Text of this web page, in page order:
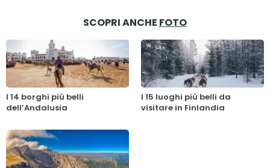
SCOPRI ANCHE FOTO
I 14 borghi più belli
dell’Andalusia
I 15 luoghi più belli da
visitare in Finlandia